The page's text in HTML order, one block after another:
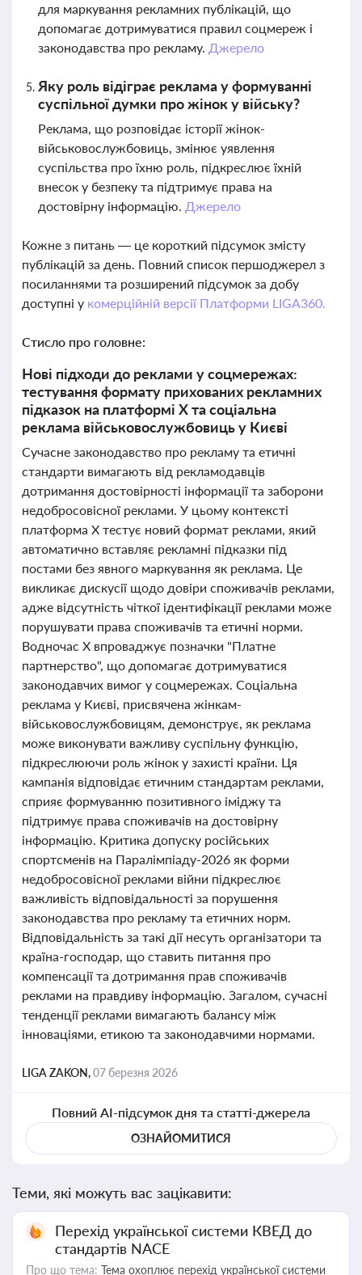
для маркування рекламних публікацій, що
допомагає дотримуватися правил соцмереж і
законодавства про рекламу. Джерело
Яку роль відіграє реклама у формуванні
суспільної думки про жінок у війську?
Реклама, що розповідає історії жінок-
військовослужбовиць, змінює уявлення
суспільства про їхню роль, підкреслює їхній
внесок у безпеку та підтримує права на
достовірну інформацію. Джерело
Кожне з питань — це короткий підсумок змісту
публікацій за день. Повний список першоджерел з
посиланнями та розширений підсумок за добу
доступні у комерційній версії Платформи LIGA360.
Стисло про головне:
Нові підходи до реклами у соцмережах:
тестування формату прихованих рекламних
підказок на платформі X та соціальна
реклама військовослужбовиць у Києві
Сучасне законодавство про рекламу та етичні
стандарти вимагають від рекламодавців
дотримання достовірності інформації та заборони
недобросовісної реклами. У цьому контексті
платформа X тестує новий формат реклами, який
автоматично вставляє рекламні підказки під
постами без явного маркування як реклама. Це
викликає дискусії щодо довіри споживачів реклами,
адже відсутність чіткої ідентифікації реклами може
порушувати права споживачів та етичні норми.
Водночас X впроваджує позначки "Платне
партнерство", що допомагає дотримуватися
законодавчих вимог у соцмережах. Соціальна
реклама у Києві, присвячена жінкам-
військовослужбовицям, демонструє, як реклама
може виконувати важливу суспільну функцію,
підкреслюючи роль жінок у захисті країни. Ця
кампанія відповідає етичним стандартам реклами,
сприяє формуванню позитивного іміджу та
підтримує права споживачів на достовірну
інформацію. Критика допуску російських
спортсменів на Паралімпіаду-2026 як форми
недобросовісної реклами війни підкреслює
важливість відповідальності за порушення
законодавства про рекламу та етичних норм.
Відповідальність за такі дії несуть організатори та
країна-господар, що ставить питання про
компенсації та дотримання прав споживачів
реклами на правдиву інформацію. Загалом, сучасні
тенденції реклами вимагають балансу між
інноваціями, етикою та законодавчими нормами.
LIGA ZAKON,07 березня 2026
Повний AI-підсумок дня та статті-джерела
ОЗНАЙОМИТИСЯ
Теми, які можуть вас зацікавити:
Перехід української системи КВЕД до
стандартів NACE
Про що тема: Тема охоплює перехід української системи